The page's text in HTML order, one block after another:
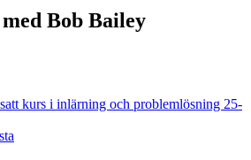
Bob Bailey
kurs i inlärning och problemlösning 25-